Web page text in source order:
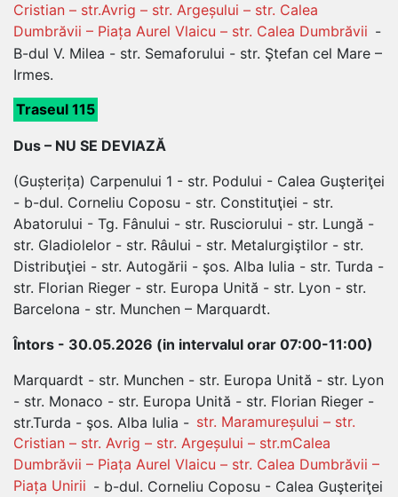
Cristian – str.Avrig – str. Argeșului – str. Calea
Dumbrăvii – Piața Aurel Vlaicu – str. Calea Dumbrăvii -
B-dul V. Milea - str. Semaforului - str. Ştefan cel Mare –
Irmes.
Traseul 115
Dus – NU SE DEVIAZĂ
(Gușterița) Carpenului 1 - str. Podului - Calea Guşteriţei
- b-dul. Corneliu Coposu - str. Constituţiei - str.
Abatorului - Tg. Fânului - str. Rusciorului - str. Lungă -
str. Gladiolelor - str. Râului - str. Metalurgiştilor - str.
Distribuţiei - str. Autogării - şos. Alba Iulia - str. Turda -
str. Florian Rieger - str. Europa Unită - str. Lyon - str.
Barcelona - str. Munchen – Marquardt.
Întors - 30.05.2026 (in intervalul orar 07:00-11:00)
Marquardt - str. Munchen - str. Europa Unită - str. Lyon
- str. Monaco - str. Europa Unită - str. Florian Rieger -
str.Turda - şos. Alba Iulia - str. Maramureșului – str.
Cristian – str. Avrig – str. Argeșului – str.mCalea
Dumbrăvii – Piața Aurel Vlaicu – str. Calea Dumbrăvii –
Piața Unirii - b-dul. Corneliu Coposu - Calea Guşteriţei